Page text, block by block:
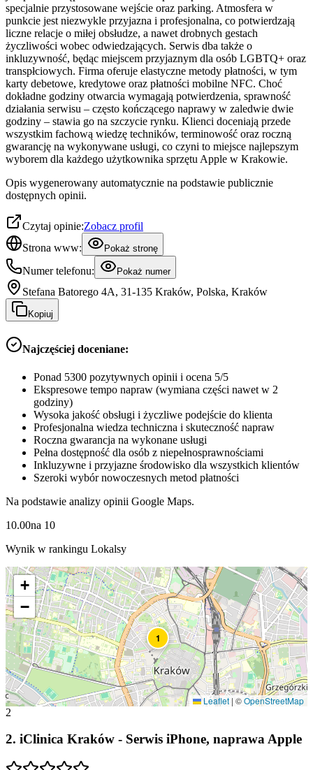
specjalnie przystosowane wejście oraz parking. Atmosfera w
punkcie jest niezwykle przyjazna i profesjonalna, co potwierdzają
liczne relacje o miłej obsłudze, a nawet drobnych gestach
życzliwości wobec odwiedzających. Serwis dba także o
inkluzywność, będąc miejscem przyjaznym dla osób LGBTQ+ oraz
transpłciowych. Firma oferuje elastyczne metody płatności, w tym
karty debetowe, kredytowe oraz płatności mobilne NFC. Choć
dokładne godziny otwarcia wymagają potwierdzenia, sprawność
działania serwisu – często kończącego naprawy w zaledwie dwie
godziny – stawia go na szczycie rynku. Klienci doceniają przede
wszystkim fachową wiedzę techników, terminowość oraz roczną
gwarancję na wykonywane usługi, co czyni to miejsce najlepszym
wyborem dla każdego użytkownika sprzętu Apple w Krakowie.
Opis wygenerowany automatycznie na podstawie publicznie
dostępnych opinii.
Czytaj opinie:Zobacz profil
Strona www:
Pokaż stronę
Numer telefonu: Pokaż numer
Stefana Batorego 4A, 31-135 Kraków, Polska, Kraków
Kopiuj
Najczęściej doceniane:
Ponad 5300 pozytywnych opinii i ocena 5/5
Ekspresowe tempo napraw (wymiana części nawet w 2
godziny)
Wysoka jakość obsługi i życzliwe podejście do klienta
Profesjonalna wiedza techniczna i skuteczność napraw
Roczna gwarancja na wykonane usługi
Pełna dostępność dla osób z niepełnosprawnościami
Inkluzywne i przyjazne środowisko dla wszystkich klientów
Szeroki wybór nowoczesnych metod płatności
Na podstawie analizy opinii Google Maps.
10.00na 10
Wynik w rankingu Lokalsy
1
+
−
Leaflet | ©OpenStreetMap
2
2. iClinica Kraków - Serwis iPhone, naprawa Apple